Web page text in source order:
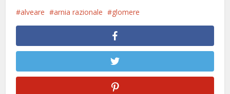
alveare arnia razionale glomere